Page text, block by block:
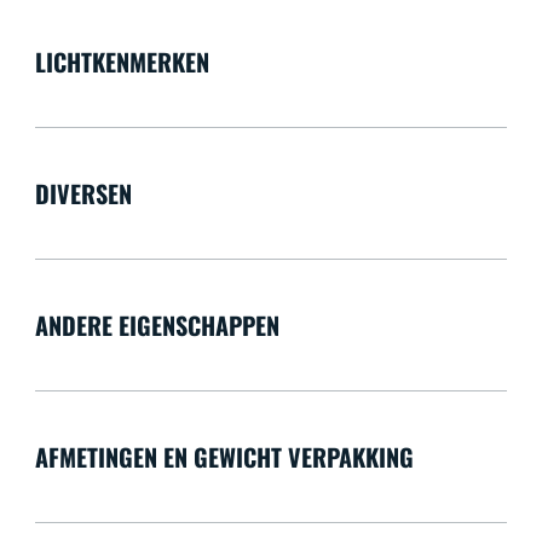
LICHTKENMERKEN
DIVERSEN
ANDERE EIGENSCHAPPEN
AFMETINGEN EN GEWICHT VERPAKKING